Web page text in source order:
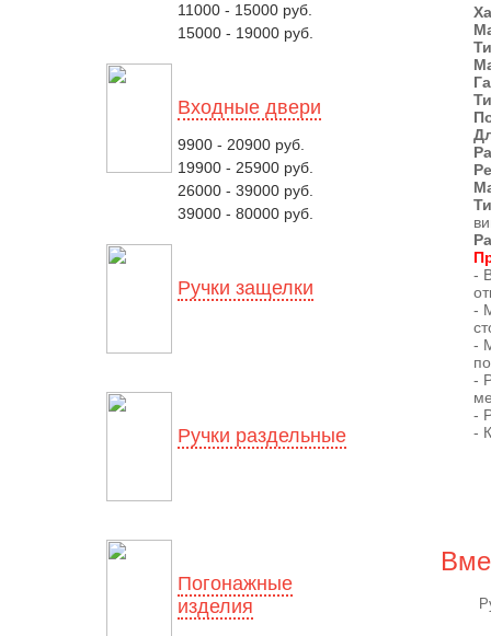
11000 - 15000 руб.
15000 - 19000 руб.
Входные двери
9900 - 20900 руб.
19900 - 25900 руб.
26000 - 39000 руб.
39000 - 80000 руб.
Ручки защелки
Ручки раздельные
Погонажные
изделия
-
-
-
-
-
-